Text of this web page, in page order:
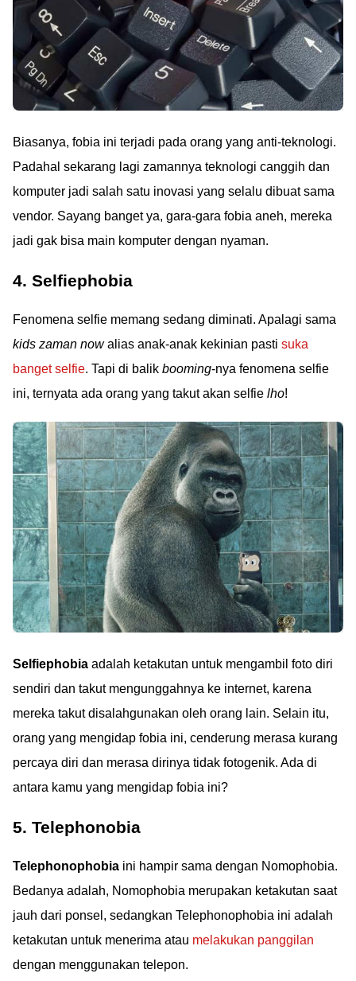
Biasanya, fobia ini terjadi pada orang yang anti-teknologi.
Padahal sekarang lagi zamannya teknologi canggih dan
komputer jadi salah satu inovasi yang selalu dibuat sama
vendor. Sayang banget ya, gara-gara fobia aneh, mereka
jadi gak bisa main komputer dengan nyaman.
4. Selfiephobia
Fenomena selfie memang sedang diminati. Apalagi sama
kids zaman nowalias anak-anak kekinian pasti suka
banget selfie. Tapi di balik booming-nya fenomena selfie
ini, ternyata ada orang yang takut akan selfie lho!
Selfiephobia adalah ketakutan untuk mengambil foto diri
sendiri dan takut mengunggahnya ke internet, karena
mereka takut disalahgunakan oleh orang lain. Selain itu,
orang yang mengidap fobia ini, cenderung merasa kurang
percaya diri dan merasa dirinya tidak fotogenik. Ada di
antara kamu yang mengidap fobia ini?
5. Telephonobia
Telephonophobia ini hampir sama dengan Nomophobia.
Bedanya adalah, Nomophobia merupakan ketakutan saat
jauh dari ponsel, sedangkan Telephonophobia ini adalah
ketakutan untuk menerima atau melakukan panggilan
dengan menggunakan telepon.